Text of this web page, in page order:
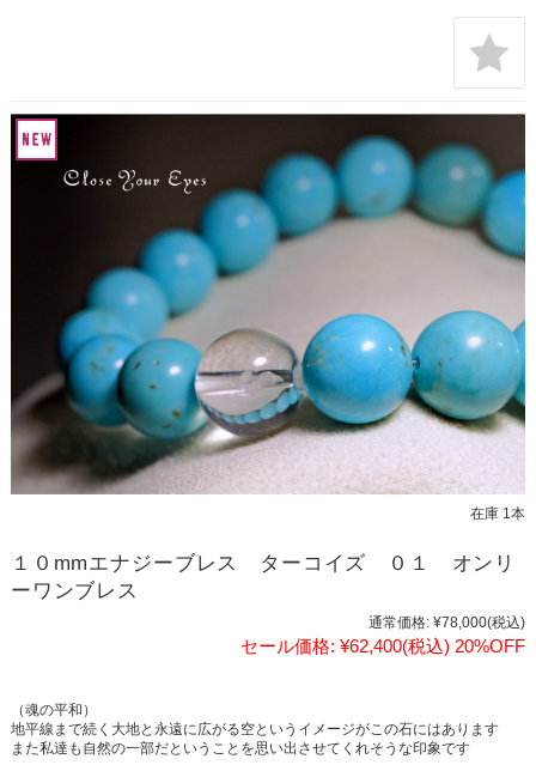
在庫 1本
１０mmエナジーブレス ターコイズ ０１ オンリ
ーワンブレス
通常価格: ¥78,000(税込)
セール価格: ¥62,400(税込) 20%OFF
（魂の平和）
地平線まで続く大地と永遠に広がる空というイメージがこの石にはあります
また私達も自然の一部だということを思い出させてくれそうな印象です